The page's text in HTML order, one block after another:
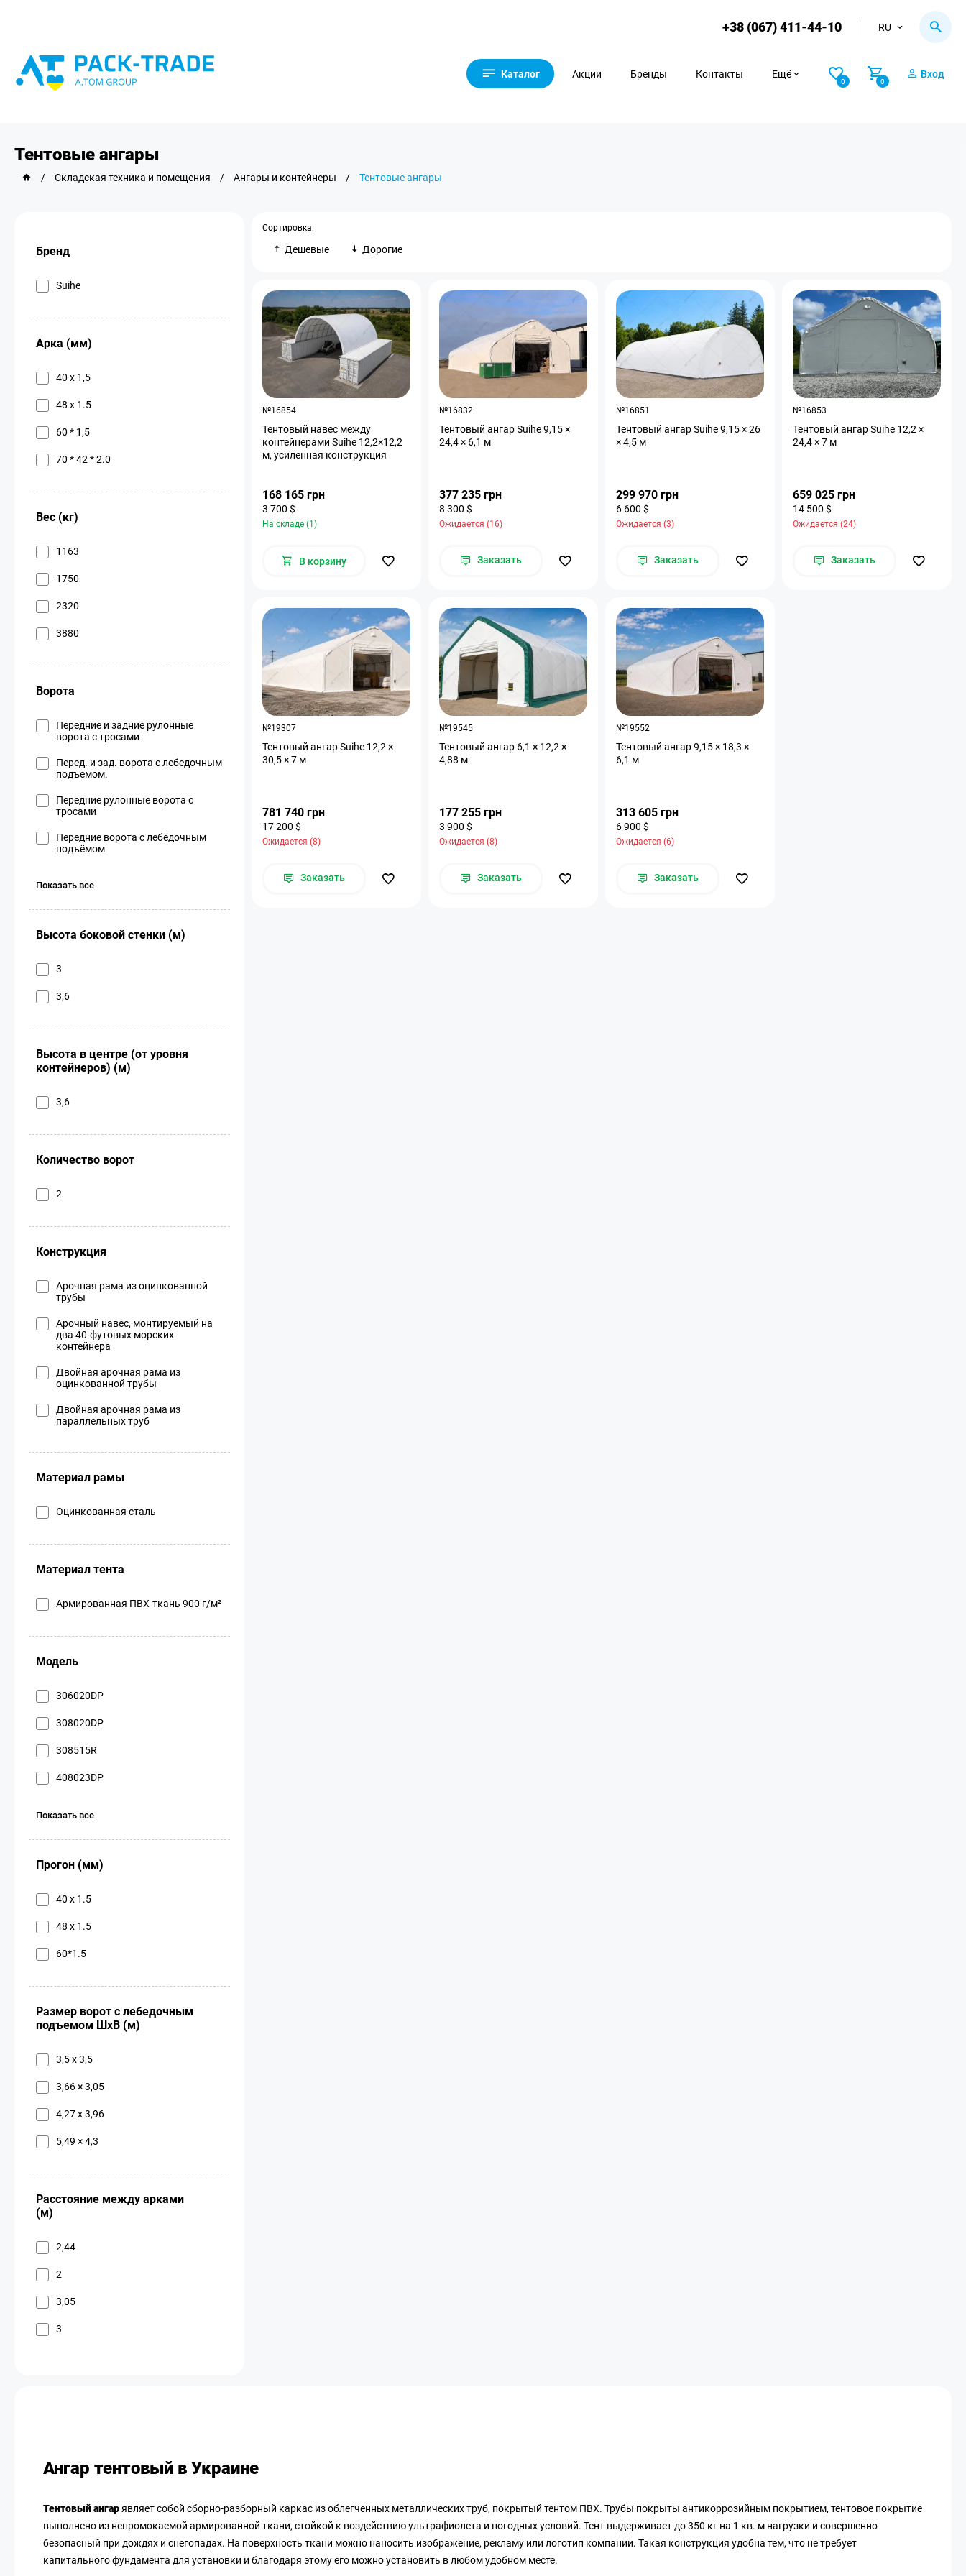
+38 (067) 411-44-10 RU
Каталог Акции Бренды Контакты Ещё
0 0
Вход
Тентовые ангары
/ Складская техника и помещения / Ангары и контейнеры / Тентовые ангары
Бренд
Suihe
Арка (мм)
40 х 1,5
48 х 1.5
60 * 1,5
70 * 42 * 2.0
Вес (кг)
1163
1750
2320
3880
Ворота
Передние и задние рулонные
ворота с тросами
Перед. и зад. ворота с лебедочным
подъемом.
Передние рулонные ворота с
тросами
Передние ворота с лебёдочным
подъёмом
Показать все
Высота боковой стенки (м)
3
3,6
Высота в центре (от уровня
контейнеров) (м)
3,6
Количество ворот
2
Конструкция
Арочная рама из оцинкованной
трубы
Арочный навес, монтируемый на
два 40-футовых морских
контейнера
Двойная арочная рама из
оцинкованной трубы
Двойная арочная рама из
параллельных труб
Материал рамы
Оцинкованная сталь
Материал тента
Армированная ПВХ-ткань 900 г/м²
Модель
306020DP
308020DP
308515R
408023DP
Показать все
Прогон (мм)
40 х 1.5
48 х 1.5
60*1.5
Размер ворот с лебедочным
подъемом ШхВ (м)
3,5 х 3,5
3,66 × 3,05
4,27 х 3,96
5,49 × 4,3
Расстояние между арками
(м)
2,44
2
3,05
3
Сортировка:
Дешевые Дорогие
№16854
Тентовый навес между
контейнерами Suihe 12,2×12,2
м, усиленная конструкция
168 165 грн
3 700 $
На складе (1)
В корзину
№16832
Тентовый ангар Suihe 9,15 ×
24,4 × 6,1 м
377 235 грн
8 300 $
Ожидается (16)
Заказать
№16851
Тентовый ангар Suihe 9,15 × 26
× 4,5 м
299 970 грн
6 600 $
Ожидается (3)
Заказать
№16853
Тентовый ангар Suihe 12,2 ×
24,4 × 7 м
659 025 грн
14 500 $
Ожидается (24)
Заказать
№19307
Тентовый ангар Suihe 12,2 ×
30,5 × 7 м
781 740 грн
17 200 $
Ожидается (8)
Заказать
№19545
Тентовый ангар 6,1 × 12,2 ×
4,88 м
177 255 грн
3 900 $
Ожидается (8)
Заказать
№19552
Тентовый ангар 9,15 × 18,3 ×
6,1 м
313 605 грн
6 900 $
Ожидается (6)
Заказать
Ангар тентовый в Украине
Тентовый ангарявляет собой сборно-разборный каркас из облегченных металлических труб, покрытый тентом ПВХ. Трубы покрыты антикоррозийным покрытием, тентовое покрытие
выполнено из непромокаемой армированной ткани, стойкой к воздействию ультрафиолета и погодных условий. Тент выдерживает до 350 кг на 1 кв. м нагрузки и совершенно
безопасный при дождях и снегопадах. На поверхность ткани можно наносить изображение, рекламу или логотип компании. Такая конструкция удобна тем, что не требует
капитального фундамента для установки и благодаря этому его можно установить в любом удобном месте.